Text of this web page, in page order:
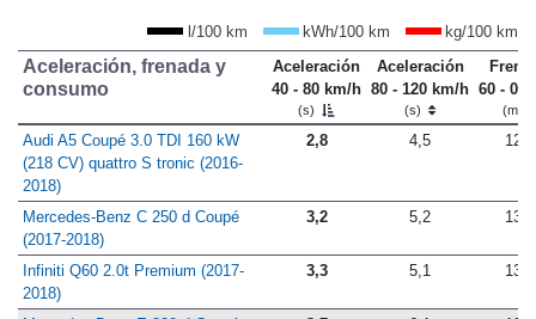
l/100 km kWh/100 km kg/100 km
Aceleración, frenada y
consumo
Aceleración
40 - 80 km/h
(s)
Aceleración
80 - 120 km/h
(s)
60 - 0
(m)
Audi A5 Coupé 3.0 TDI 160 kW
(218 CV) quattro S tronic (2016-
2018)
2,8 4,5 12,5
Mercedes-Benz C 250 d Coupé
(2017-2018)
3,2 5,2 13,3
Infiniti Q60 2.0t Premium (2017-
2018)
3,3 5,1 13,4